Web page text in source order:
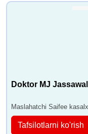
Doktor MJ
Maslahatchi Saifee
Tafsilotlarni ko'rish